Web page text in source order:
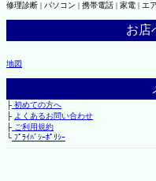
修理診断 | パソコン | 携帯電話 | 家電 | エ
お店
地図
├初めての方へ
├ よくあるお問い合わせ
├ご利用規約
└ﾌﾟﾗｲﾊﾞｼｰﾎﾟﾘｼｰ